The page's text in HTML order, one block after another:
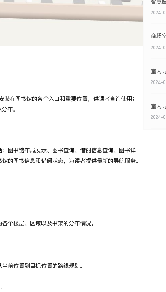
在图书馆的各个入口和重要位置，供读者查询使用；
布。
图书馆布局展示、图书查询、借阅信息查询、图书详
的图书信息和借阅状态，为读者提供最新的导航服务。
个楼层、区域以及书架的分布情况。
前位置到目标位置的路线规划。
2024-
2024-
2024-
2024-